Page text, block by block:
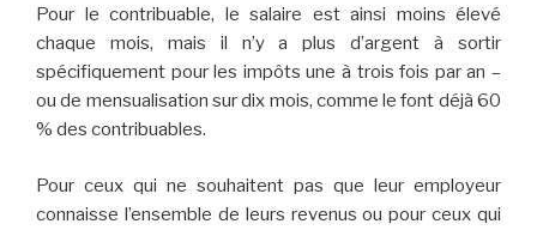
Pour le contribuable, le salaire est ainsi moins élevé
chaque mois, mais il n’y a plus d’argent à sortir
spécifiquement pour les impôts une à trois fois par an –
ou de mensualisation sur dix mois, comme le font déjà 60
% des contribuables.
Pour ceux qui ne souhaitent pas que leur employeur
connaisse l’ensemble de leurs revenus ou pour ceux qui